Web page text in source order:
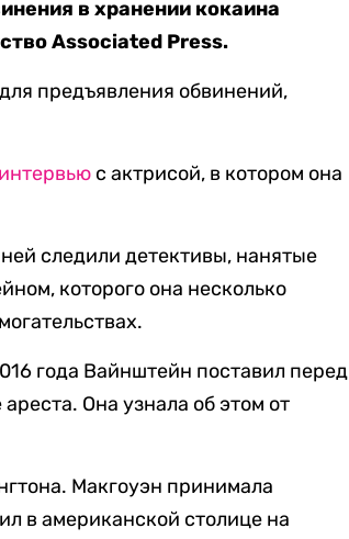
в хранении кокаина
Associated Press.
предъявления обвинений,
интервью с актрисой, в котором она
следили детективы, нанятые
которого она несколько
года Вайнштейн поставил перед
Она узнала об этом от
Макгоуэн принимала
в американской столице на